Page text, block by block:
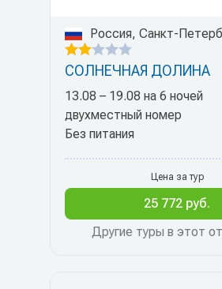
Россия, Санкт-
СОЛНЕЧНАЯ ДОЛИНА
13.08 – 19.08 на 6 ночей
двухместный номер
Без питания
Другие туры в этот
Цена за тур
25 772 руб.